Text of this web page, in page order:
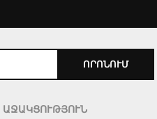
ՈՐՈՆՈՒՄ
ԱՋԱԿՑՈՒԹՅՈՒՆ